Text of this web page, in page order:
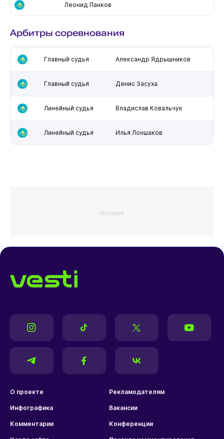
Леонид Панков
Арбитры соревнования
Главный судья Александр Ядрышников
Главный судья Денис Засуха
Линейный судья Владислав Ковальчук
Линейный судья Илья Лоншаков
РЕКЛАМА
О проекте Рекламодателям
Инфографика Вакансии
Комментарии Конференции